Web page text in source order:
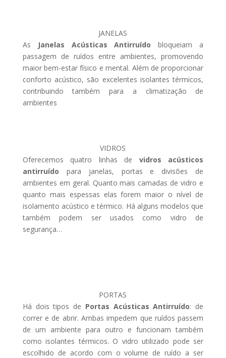
JANELAS
As
Janelas Acústicas Antirruído
bloqueiam a
passagem de ruídos entre ambientes, promovendo
maior bem-estar físico e mental. Além de proporcionar
conforto acústico, são excelentes isolantes térmicos,
contribuindo também para a climatização de
ambientes
VIDROS
Oferecemos quatro linhas de
vidros acústicos
antirruído
para janelas, portas e divisões de
ambientes em geral. Quanto mais camadas de vidro e
quanto mais espessas elas forem maior o nível de
isolamento acústico e térmico. Há alguns modelos que
também podem ser usados como vidro de
segurança…
PORTAS
Há dois tipos de Portas Acústicas Antirruído: de
correr e de abrir. Ambas impedem que ruídos passem
de um ambiente para outro e funcionam também
como isolantes térmicos. O vidro utilizado pode ser
escolhido de acordo com o volume de ruído a ser